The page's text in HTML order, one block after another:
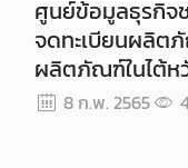
ศูนย์ข้อมูลธุรกิจ
จดทะเบียนผลิต
ผลิตภัณฑ์ในไต้ห
8 ก.พ. 2565